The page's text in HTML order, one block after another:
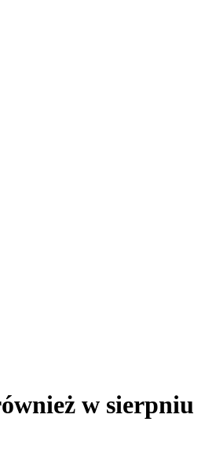
w sierpniu